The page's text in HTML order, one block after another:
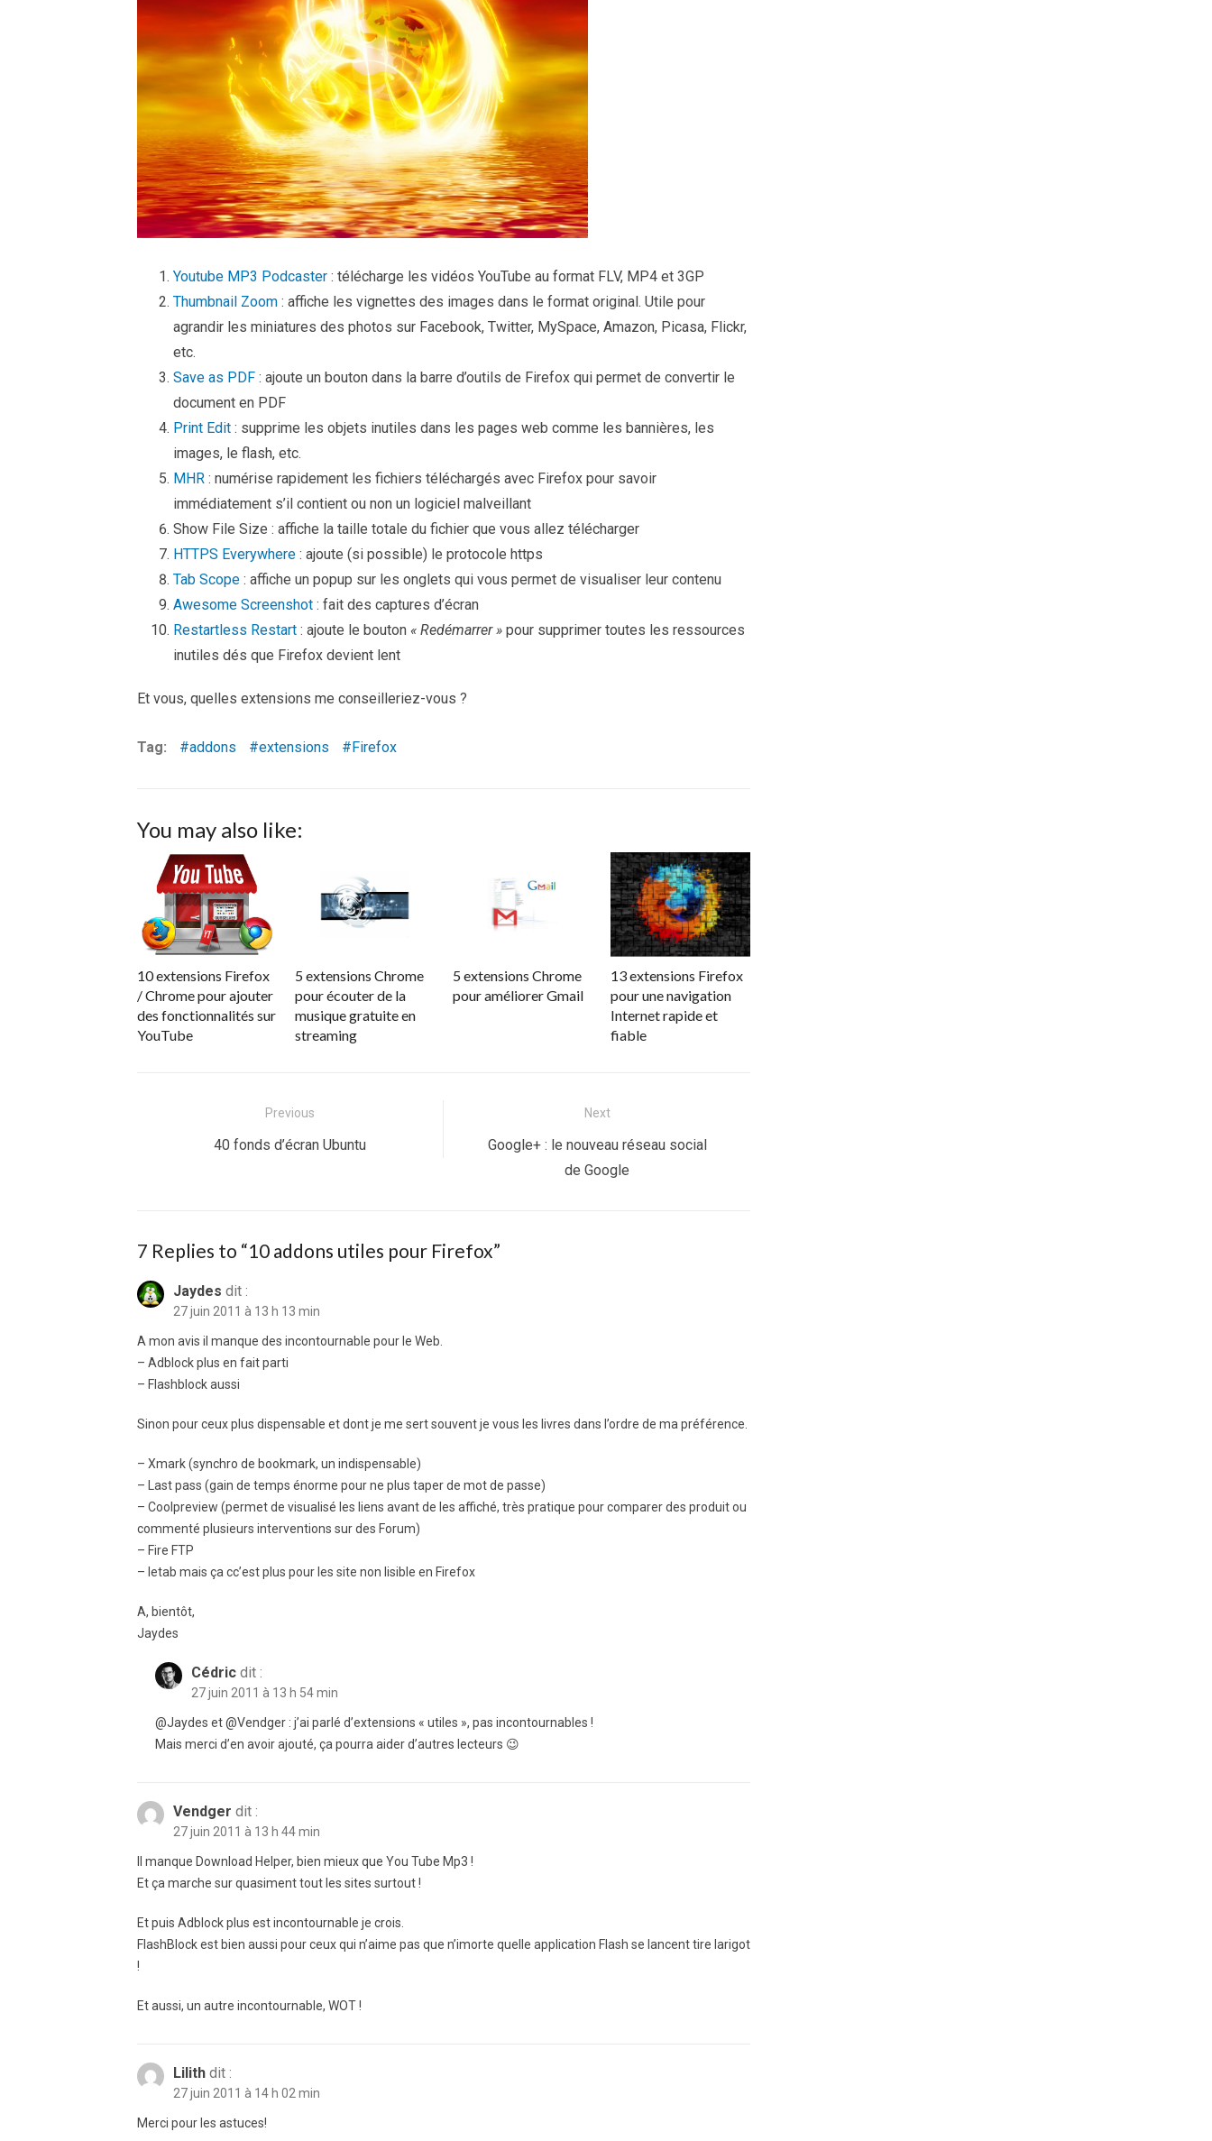
Youtube MP3 Podcaster : télécharge les vidéos YouTube au format FLV, MP4 et 3GP
Thumbnail Zoom : affiche les vignettes des images dans le format original. Utile pour
agrandir les miniatures des photos sur Facebook, Twitter, MySpace, Amazon, Picasa, Flickr,
etc.
Save as PDF : ajoute un bouton dans la barre d’outils de Firefox qui permet de convertir le
document en PDF
Print Edit : supprime les objets inutiles dans les pages web comme les bannières, les
images, le flash, etc.
MHR : numérise rapidement les fichiers téléchargés avec Firefox pour savoir
immédiatement s’il contient ou non un logiciel malveillant
Show File Size : affiche la taille totale du fichier que vous allez télécharger
HTTPS Everywhere : ajoute (si possible) le protocole https
Tab Scope : affiche un popup sur les onglets qui vous permet de visualiser leur contenu
Awesome Screenshot : fait des captures d’écran
Restartless Restart : ajoute le bouton « Redémarrer » pour supprimer toutes les ressources
inutiles dés que Firefox devient lent
Et vous, quelles extensions me conseilleriez-vous ?
Tag: addons extensions Firefox
You may also like:
10 extensions Firefox
/ Chrome pour ajouter
des fonctionnalités sur
YouTube
5 extensions Chrome
pour écouter de la
musique gratuite en
streaming
5 extensions Chrome
pour améliorer Gmail
13 extensions Firefox
pour une navigation
Internet rapide et
fiable
Previous
Previous
40 fonds d’écran Ubuntu
Next
Next
Google+ : le nouveau réseau social
de Google
7 Replies to “10 addons utiles pour Firefox”
Jaydes dit :
27 juin 2011 à 13 h 13 min
A mon avis il manque des incontournable pour le Web.
– Adblock plus en fait parti
– Flashblock aussi
Sinon pour ceux plus dispensable et dont je me sert souvent je vous les livres dans l’ordre de ma préférence.
– Xmark (synchro de bookmark, un indispensable)
– Last pass (gain de temps énorme pour ne plus taper de mot de passe)
– Coolpreview (permet de visualisé les liens avant de les affiché, très pratique pour comparer des produit ou
commenté plusieurs interventions sur des Forum)
– Fire FTP
– Ietab mais ça cc’est plus pour les site non lisible en Firefox
A, bientôt,
Jaydes
Cédric dit :
27 juin 2011 à 13 h 54 min
@Jaydes et @Vendger : j’ai parlé d’extensions « utiles », pas incontournables !
Mais merci d’en avoir ajouté, ça pourra aider d’autres lecteurs 😉
Vendger dit :
27 juin 2011 à 13 h 44 min
Il manque Download Helper, bien mieux que You Tube Mp3 !
Et ça marche sur quasiment tout les sites surtout !
Et puis Adblock plus est incontournable je crois.
FlashBlock est bien aussi pour ceux qui n’aime pas que n’imorte quelle application Flash se lancent tire larigot
!
Et aussi, un autre incontournable, WOT !
Lilith dit :
27 juin 2011 à 14 h 02 min
Merci pour les astuces!